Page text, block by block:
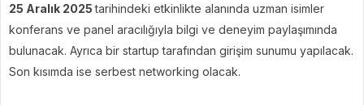
25 Aralık 2025tarihindeki etkinlikte alanında uzman isimler
konferans ve panel aracılığıyla bilgi ve deneyim paylaşımında
bulunacak. Ayrıca bir startup tarafından girişim sunumu yapılacak.
Son kısımda ise serbest networking olacak.